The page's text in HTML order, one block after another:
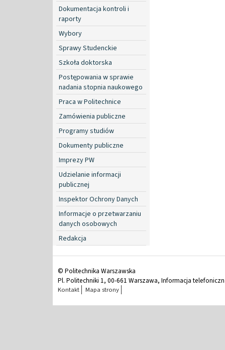
Dokumentacja kontroli i
raporty
Wybory
Sprawy Studenckie
Szkoła doktorska
Postępowania w sprawie
nadania stopnia naukowego
Praca w Politechnice
Zamówienia publiczne
Programy studiów
Dokumenty publiczne
Imprezy PW
Udzielanie informacji
publicznej
Inspektor Ochrony Danych
Informacje o przetwarzaniu
danych osobowych
Redakcja
© Politechnika Warszawska
Pl. Politechniki 1, 00-661 Warszawa, Informacja
Kontakt Mapa strony